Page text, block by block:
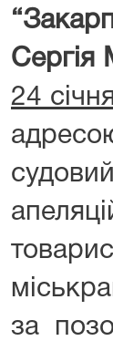
Сергія
24
за